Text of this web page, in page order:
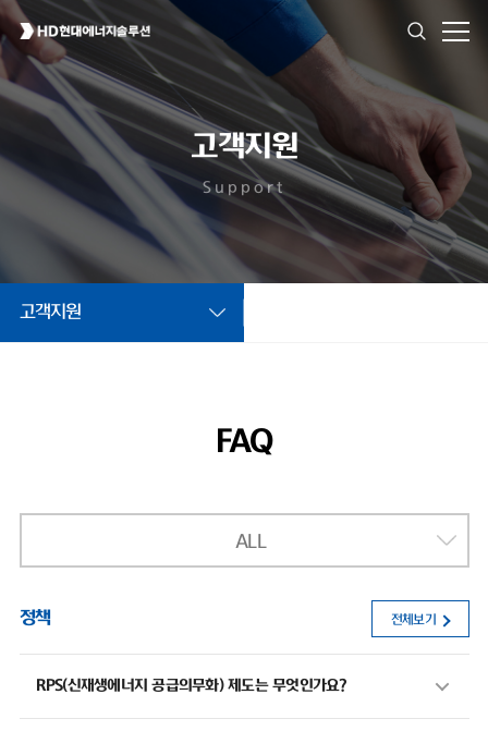
고객지원
Support
고객지원
FAQ
ALL
정책 전체보기
RPS(신재생에너지 공급의무화) 제도는 무엇인가요?